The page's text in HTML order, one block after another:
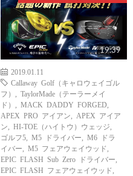
19:39
2019.01.11
Callaway Golf（キャロウェイゴル
フ）
TaylorMade（テーラーメイ
ド）
MACK DADDY FORGED
APEX PRO アイアン
APEX アイア
ン
HI-TOE（ハイトウ）ウェッジ
ゴルフ5
M5 ドライバー
M6 ドラ
イバー
M5 フェアウェイウッド
EPIC FLASH Sub Zero ドライバー
EPIC FLASH フェアウェイウッド